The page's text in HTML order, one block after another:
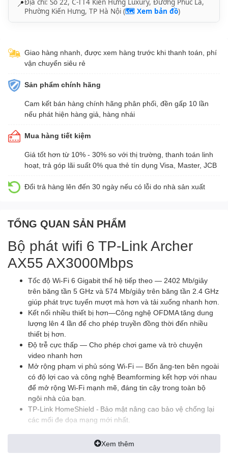
📍Địa chỉ: Số 22, C-TT4 Kiến Hưng Luxury, Đường Phúc La,
Phường Kiến Hưng, TP Hà Nội (🗺️ Xem bản đồ)
Giao hàng nhanh, được xem hàng trước khi thanh toán, phí
vận chuyển siêu rẻ
Sản phẩm chính hãng
Cam kết bán hàng chính hãng phân phối, đền gấp 10 lần
nếu phát hiện hàng giả, hàng nhái
Mua hàng tiết kiệm
Giá tốt hơn từ 10% - 30% so với thị trường, thanh toán linh
hoạt, trả góp lãi suất 0% qua thẻ tín dụng Visa, Master, JCB
Đổi trả hàng lên đến 30 ngày nếu có lỗi do nhà sản xuất
TỔNG QUAN SẢN PHẨM
Bộ phát wifi 6 TP-Link Archer
AX55 AX3000Mbps
Tốc độ Wi-Fi 6 Gigabit thế hệ tiếp theo — 2402 Mb/giây
trên băng tần 5 GHz và 574 Mb/giây trên băng tần 2.4 GHz
giúp phát trực tuyến mượt mà hơn và tải xuống nhanh hơn.
Kết nối nhiều thiết bị hơn—Công nghệ OFDMA tăng dung
lượng lên 4 lần để cho phép truyền đồng thời đến nhiều
thiết bị hơn.
Độ trễ cực thấp — Cho phép chơi game và trò chuyện
video nhanh hơn
Mở rộng phạm vi phủ sóng Wi-Fi — Bốn ăng-ten bên ngoài
có độ lợi cao và công nghệ Beamforming kết hợp với nhau
để mở rộng Wi-Fi mạnh mẽ, đáng tin cậy trong toàn bộ
ngôi nhà của bạn.
TP-Link HomeShield - Bảo mật nâng cao bảo vệ chống lại
các mối đe dọa mạng mới nhất.
mục tiêu giúp thiết bị của bạn giao tiếp nhiều hơn trong khi
tiêu thụ ít năng lượng hơn.
Xem thêm